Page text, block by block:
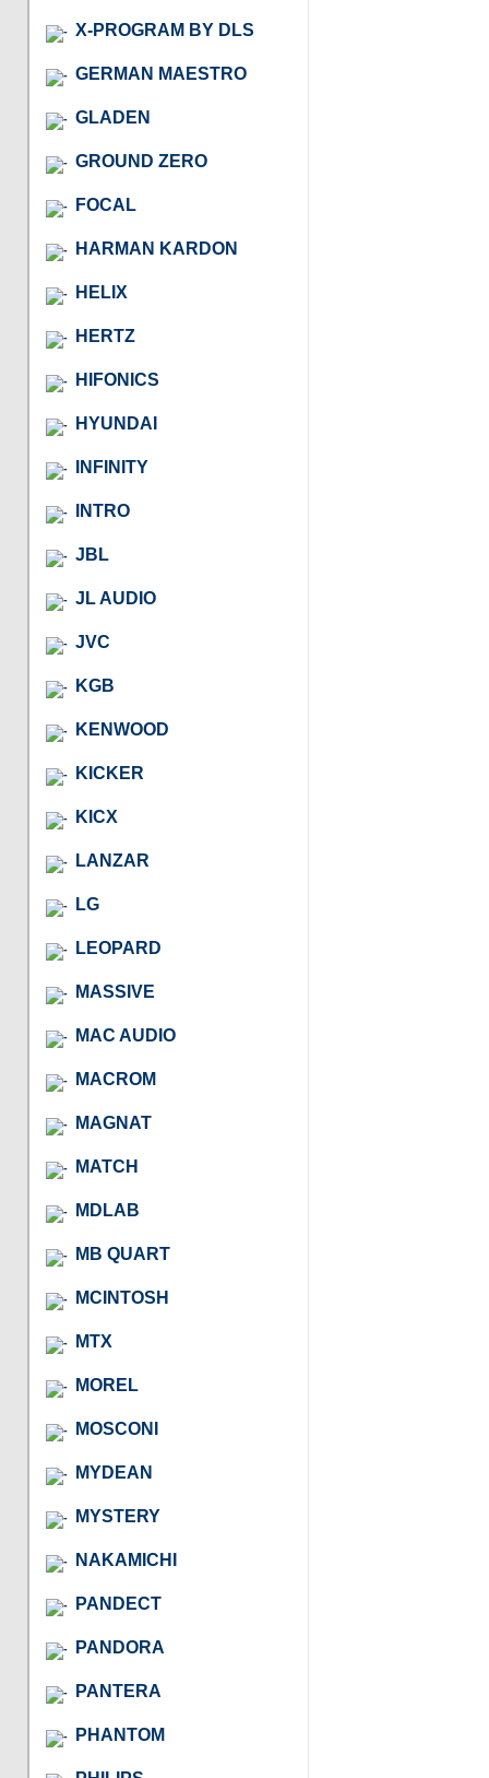
X-PROGRAM BY DLS
GERMAN MAESTRO
GLADEN
GROUND ZERO
FOCAL
HARMAN KARDON
HELIX
HERTZ
HIFONICS
HYUNDAI
INFINITY
INTRO
JBL
JL AUDIO
JVC
KGB
KENWOOD
KICKER
KICX
LANZAR
LG
LEOPARD
MASSIVE
MAC AUDIO
MACROM
MAGNAT
MATCH
MDLAB
MB QUART
MCINTOSH
MTX
MOREL
MOSCONI
MYDEAN
MYSTERY
NAKAMICHI
PANDECT
PANDORA
PANTERA
PHANTOM